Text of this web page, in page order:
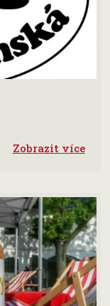
Zobrazit více